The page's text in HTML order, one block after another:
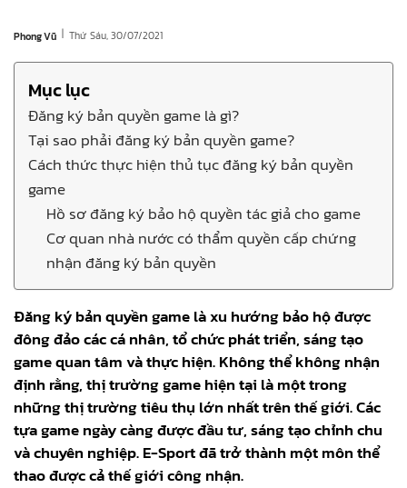
Phong Vũ | Thứ Sáu, 30/07/2021
Mục lục
Đăng ký bản quyền game là gì?
Tại sao phải đăng ký bản quyền game?
Cách thức thực hiện thủ tục đăng ký bản quyền
game
Hồ sơ đăng ký bảo hộ quyền tác giả cho game
Cơ quan nhà nước có thẩm quyền cấp chứng
nhận đăng ký bản quyền
Đăng ký bản quyền game là xu hướng bảo hộ được
đông đảo các cá nhân, tổ chức phát triển, sáng tạo
game quan tâm và thực hiện. Không thể không nhận
định rằng, thị trường game hiện tại là một trong
những thị trường tiêu thụ lớn nhất trên thế giới. Các
tựa game ngày càng được đầu tư, sáng tạo chỉnh chu
và chuyên nghiệp. E-Sport đã trở thành một môn thể
thao được cả thế giới công nhận.